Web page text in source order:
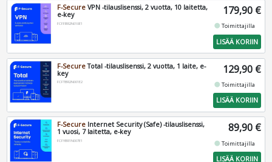
F-Secure VPN -tilauslisenssi, 2 vuotta, 10 laitetta,
e-key
FCFFBR2N010E1
179,90 €
fiber_manual_recordToimittajilla
LISÄÄ KORIIN
F-SecureTotal -tilauslisenssi, 2 vuotta, 1 laite, e-
key
FCFTBR2N001E2
129,90 €
fiber_manual_recordToimittajilla
LISÄÄ KORIIN
F-Secure Internet Security (Safe) -tilauslisenssi,
1 vuosi, 7 laitetta, e-key
FCFYBR1N007E1
89,90 €
fiber_manual_recordToimittajilla
LISÄÄ KORIIN